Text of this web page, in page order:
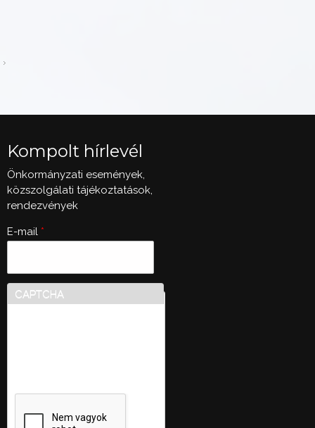
Kompolt hírlevél
Önkormányzati események,
közszolgálati tájékoztatások,
rendezvények
E-mail *
CAPTCHA